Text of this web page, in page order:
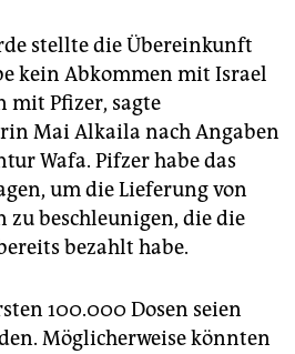
stellte die Übereinkunft
kein Abkommen mit Israel
mit Pfizer, sagte
Mai Alkaila nach Angaben
Wafa. Pifzer habe das
um die Lieferung von
beschleunigen, die die
bezahlt habe.
100.000 Dosen seien
Möglicherweise könnten